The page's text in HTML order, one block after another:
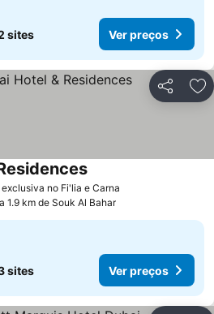
sites Ver preços
Partilhar
no Fi'lia e Carna
a 1.9 km de Souk Al Bahar
sites Ver preços